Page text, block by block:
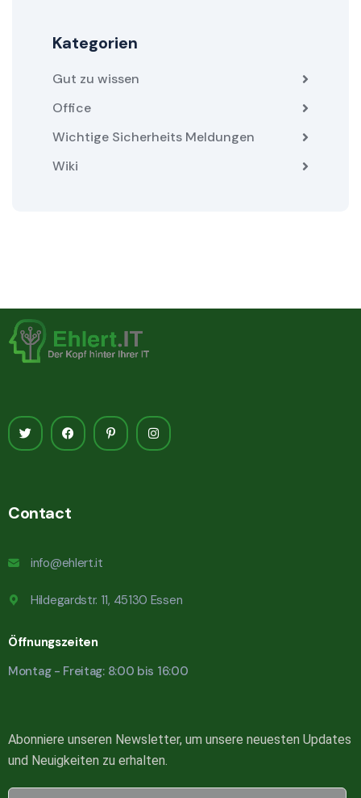
Kategorien
Gut zu wissen
Office
Wichtige Sicherheits Meldungen
Wiki
Contact
info@ehlert.it
Hildegardstr. 11, 45130 Essen
Öffnungszeiten
Montag - Freitag: 8:00 bis 16:00
Abonniere unseren Newsletter, um unsere neuesten Updates
und Neuigkeiten zu erhalten.